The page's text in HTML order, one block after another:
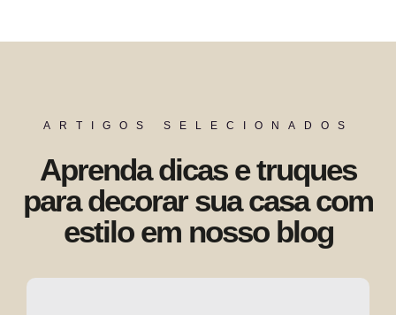
ARTIGOS SELECIONADOS
Aprenda dicas e truques
para decorar sua casa com
estilo em nosso blog